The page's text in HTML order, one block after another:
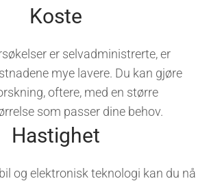
Koste
er selvadministrerte, er
mye lavere. Du kan gjøre
oftere, med en større
som passer dine behov.
Hastighet
og elektronisk teknologi kan du nå